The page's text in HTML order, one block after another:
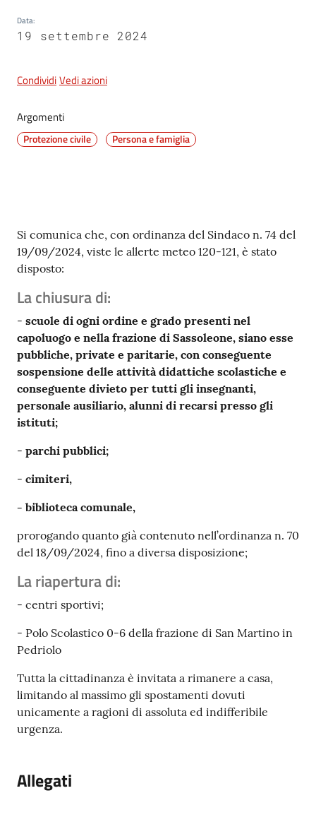
Tutti
Data:
19 settembre 2024
CondividiVedi azioni
Argomenti
Protezione civile Persona e famiglia
Contenuto
Si comunica che, con ordinanza del Sindaco n. 74 del
19/09/2024, viste le allerte meteo 120-121, è stato
disposto:
La chiusura di:
- scuole di ogni ordine e grado presenti nel
capoluogo e nella frazione di Sassoleone, siano esse
pubbliche, private e paritarie, con conseguente
sospensione delle attività didattiche scolastiche e
conseguente divieto per tutti gli insegnanti,
personale ausiliario, alunni di recarsi presso gli
istituti;
- parchi pubblici;
- cimiteri,
- biblioteca comunale,
prorogando quanto già contenuto nell’ordinanza n. 70
del 18/09/2024, fino a diversa disposizione;
La riapertura di:
- centri sportivi;
- Polo Scolastico 0-6 della frazione di San Martino in
Pedriolo
Tutta la cittadinanza è invitata a rimanere a casa,
limitando al massimo gli spostamenti dovuti
unicamente a ragioni di assoluta ed indifferibile
urgenza.
Allegati